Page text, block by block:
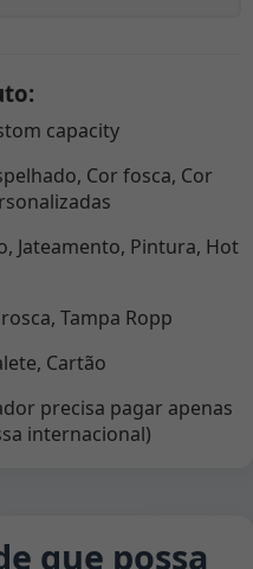
capacity
Cor fosca, Cor
Jateamento, Pintura, Hot
Tampa Ropp
Cartão
precisa pagar apenas
internacional)
que possa